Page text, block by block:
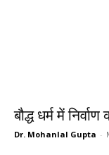
बौद्ध धर्म में
Dr. Mohanlal Gupta -